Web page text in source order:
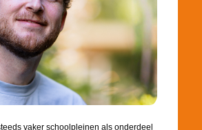
vaker schoolpleinen als onderdeel